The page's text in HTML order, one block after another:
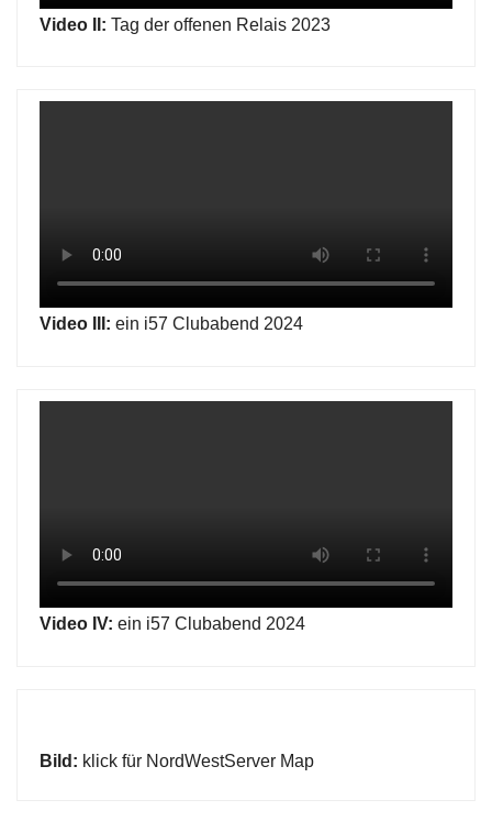
Video II: Tag der offenen Relais 2023
Video III: ein i57 Clubabend 2024
Video IV: ein i57 Clubabend 2024
Bild: klick für NordWestServer Map